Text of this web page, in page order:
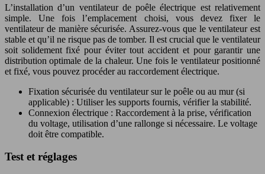
L’installation d’un ventilateur de poêle électrique est relativement
simple. Une fois l’emplacement choisi, vous devez fixer le
ventilateur de manière sécurisée. Assurez-vous que le ventilateur est
stable et qu’il ne risque pas de tomber. Il est crucial que le ventilateur
soit solidement fixé pour éviter tout accident et pour garantir une
distribution optimale de la chaleur. Une fois le ventilateur positionné
et fixé, vous pouvez procéder au raccordement électrique.
Fixation sécurisée du ventilateur sur le poêle ou au mur (si
applicable) : Utiliser les supports fournis, vérifier la stabilité.
Connexion électrique : Raccordement à la prise, vérification
du voltage, utilisation d’une rallonge si nécessaire. Le voltage
doit être compatible.
Test et réglages